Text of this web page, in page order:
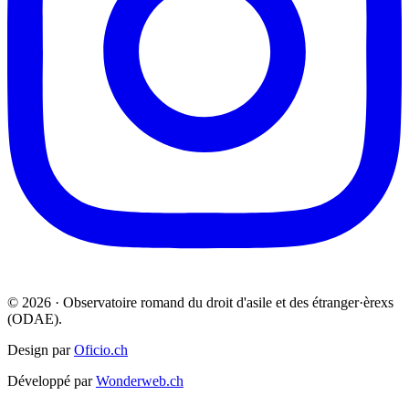
© 2026 · Observatoire romand du droit d'asile et des étranger·èrexs
(ODAE).
Design parOficio.ch
Développé parWonderweb.ch